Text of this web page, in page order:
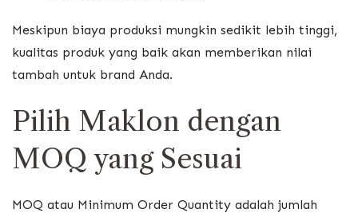
Meskipun biaya produksi mungkin sedikit lebih tinggi,
kualitas produk yang baik akan memberikan nilai
tambah untuk brand Anda.
Pilih Maklon dengan
MOQ yang Sesuai
MOQ atau Minimum Order Quantity adalah jumlah